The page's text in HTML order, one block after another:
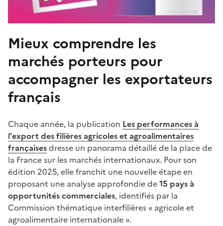
Mieux comprendre les
marchés porteurs pour
accompagner les exportateurs
français
Chaque année, la publication Les performances à
l'export des filières agricoles et agroalimentaires
françaisesdresse un panorama détaillé de la place de
la France sur les marchés internationaux. Pour son
édition 2025, elle franchit une nouvelle étape en
proposant une analyse approfondie de15 pays à
opportunités commerciales, identifiés par la
Commission thématique interfilières « agricole et
agroalimentaire internationale ».